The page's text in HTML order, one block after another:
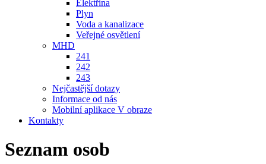
Elektřina
Plyn
Voda a kanalizace
Veřejné osvětlení
MHD
241
242
243
Nejčastější dotazy
Informace od nás
Mobilní aplikace V obraze
Kontakty
Seznam osob